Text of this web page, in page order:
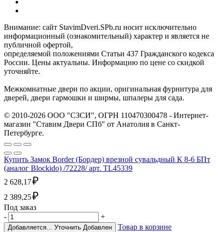
Внимание: сайт StavimDveri.SPb.ru носит исключительно
информационный (ознакомительный) характер и является не
публичной офертой,
определяемой положениями Статьи 437 Гражданского кодекса
России. Цены актуальны. Информацию по цене со скидкой
уточняйте.
Межкомнатные двери по акции, оригинальная фурнитура для
дверей, двери гармошки и ширмы, шпалеры для сада.
© 2010-2026 ООО "СЗСИ", ОГРН 110470300478 - Интернет-
магазин "Ставим Двери СПб" от Анатолия в Санкт-
Петербурге.
Купить Замок Border (Бордер) врезной сувальдный К 8-6 БПт
(аналог Blockido) /72228/ арт. TL45339
2 628,17₽
2 389,25₽
Под заказ
-
+
Добавляется... Уточнить Добавлен
Товар в корзине